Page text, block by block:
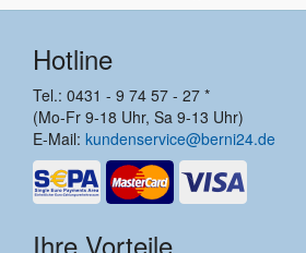
Hotline
Tel.: 0431 - 9 74 57 - 27 *
(Mo-Fr 9-18 Uhr, Sa 9-13 Uhr)
E-Mail: kundenservice@berni24.de
Ihre Vorteile